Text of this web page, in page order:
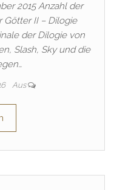
2015 Anzahl der
Götter II – Dilogie
der Dilogie von
Slash, Sky und die
Aus